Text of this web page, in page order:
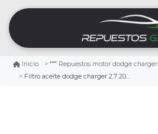
Inicio
Repuestos motor dodge charger
Filtro aceite dodge charger 2.7 2009/2010